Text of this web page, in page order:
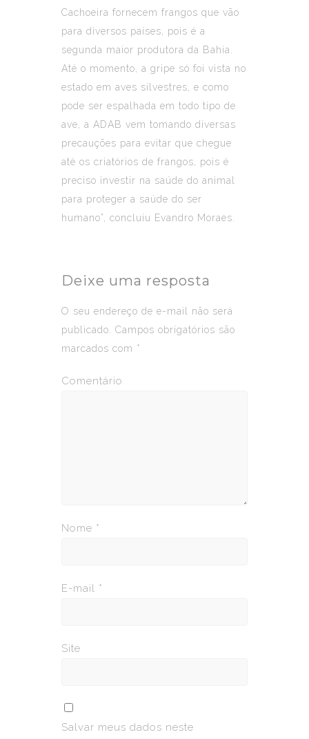
Cachoeira fornecem frangos que vão
para diversos países, pois é a
segunda maior produtora da Bahia.
Até o momento, a gripe só foi vista no
estado em aves silvestres, e como
pode ser espalhada em todo tipo de
ave, a ADAB vem tomando diversas
precauções para evitar que chegue
até os criatórios de frangos, pois é
preciso investir na saúde do animal
para proteger a saúde do ser
humano”, concluiu Evandro Moraes.
Deixe uma resposta
O seu endereço de e-mail não será
publicado.
Campos obrigatórios são
marcados com *
Comentário
Nome *
E-mail *
Site
Salvar meus dados neste